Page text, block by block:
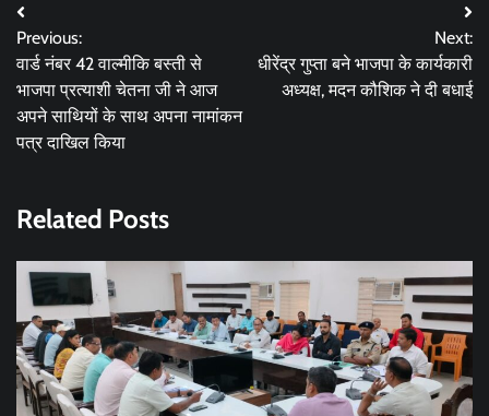
Post
navigation
Previous:
वार्ड नंबर 42 वाल्मीकि बस्ती से
भाजपा प्रत्याशी चेतना जी ने आज
अपने साथियों के साथ अपना नामांकन
पत्र दाखिल किया
Next:
धीरेंद्र गुप्ता बने भाजपा के कार्यकारी
अध्यक्ष, मदन कौशिक ने दी बधाई
Related Posts